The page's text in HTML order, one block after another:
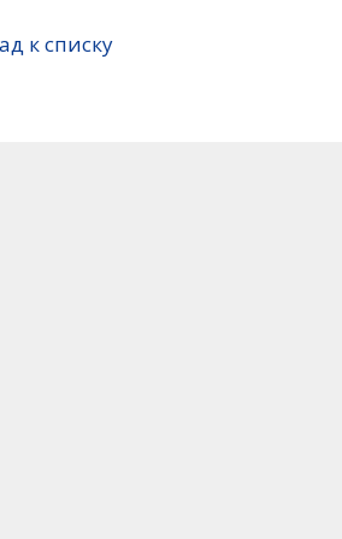
к списку